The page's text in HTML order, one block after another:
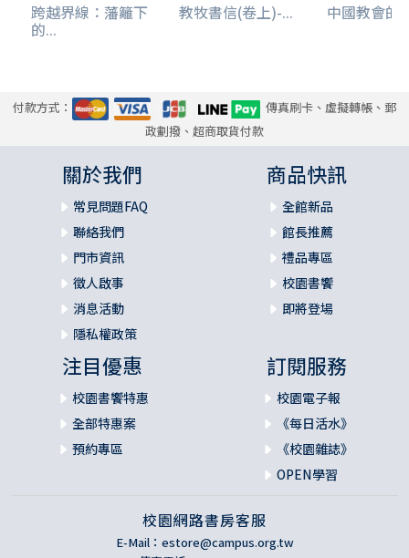
跨越界線：藩籬下
的...
教牧書信(卷上)-... 中國教會的
付款方式：
傳真刷卡、虛擬轉帳、郵
政劃撥、超商取貨付款
關於我們
常見問題FAQ
聯絡我們
門市資訊
徵人啟事
消息活動
隱私權政策
商品快訊
全館新品
館長推薦
禮品專區
校園書饗
即將登場
注目優惠
校園書饗特惠
全部特惠案
預約專區
訂閱服務
校園電子報
《每日活水》
《校園雜誌》
OPEN學習
校園網路書房客服
E-Mail： estore@campus.org.tw